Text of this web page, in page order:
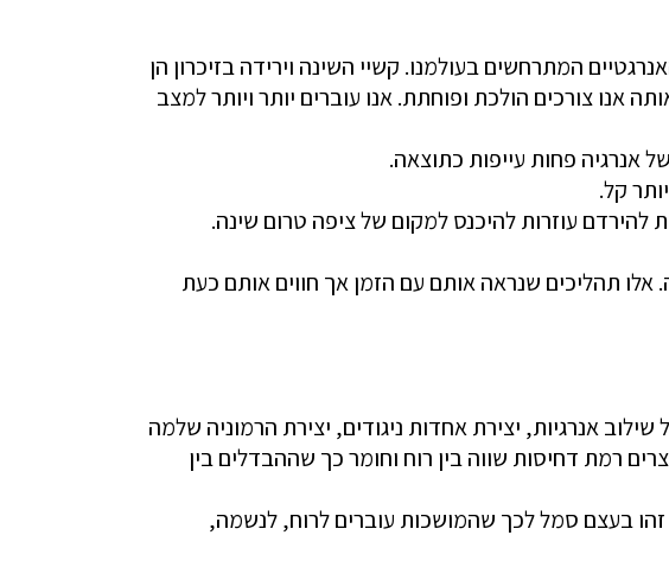
המתרחשים בעולמנו. קשיי השינה וירידה בזיכרון הן
צורכים הולכת ופוחתת. אנו עוברים יותר ויותר למצב
אנרגיה פחות עייפות כתוצאה.
קל.
להירדם עוזרות להיכנס למקום של ציפה טרום שינה.
תהליכים שנראה אותם עם הזמן אך חווים אותם כעת
אנרגיות, יצירת אחדות ניגודים, יצירת הרמוניה שלמה
רמת דחיסות שווה בין רוח וחומר כך שההבדלים בין
בעצם סמל לכך שהמושכות עוברים לרוח, לנשמה,